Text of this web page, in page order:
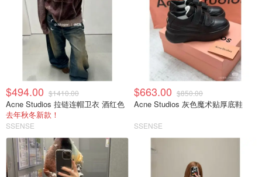
$494.00 $1410.00
Acne Studios 拉链连帽卫衣 酒红色
去年秋冬新款！
SSENSE
$663.00 $850.00
Acne Studios 灰色魔术贴厚底鞋
SSENSE